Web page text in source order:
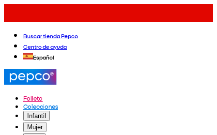
Buscar tienda Pepco
Centro de ayuda
Español
Folleto
Colecciones
Infantil
Mujer